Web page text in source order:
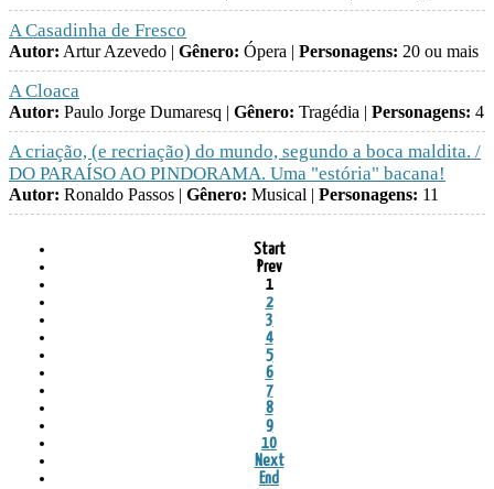
A Casadinha de Fresco
Autor: Artur Azevedo | Gênero: Ópera | Personagens: 20 ou mais
A Cloaca
Autor: Paulo Jorge Dumaresq | Gênero: Tragédia | Personagens: 4
A criação, (e recriação) do mundo, segundo a boca maldita. /
DO PARAÍSO AO PINDORAMA. Uma "estória" bacana!
Autor: Ronaldo Passos | Gênero: Musical | Personagens: 11
Start
Prev
1
2
3
4
5
6
7
8
9
10
Next
End